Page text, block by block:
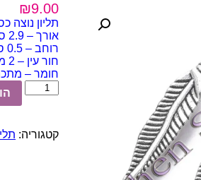
₪9.00
תליון נוצה כסף
אורך – 2.9 ס"מ
רוחב – 0.5 ס"מ
חור עין – 2 מ"מ
חומר –
כמות
של
כסף
קטגוריה: